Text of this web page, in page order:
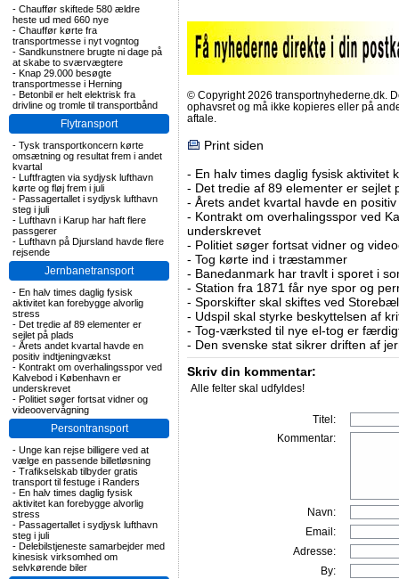
- Chauffør skiftede 580 ældre
heste ud med 660 nye
- Chauffør kørte fra
transportmesse i nyt vogntog
- Sandkunstnere brugte ni dage på
at skabe to sværvægtere
- Knap 29.000 besøgte
transportmesse i Herning
- Betonbil er helt elektrisk fra
drivline og tromle til transportbånd
Flytransport
- Tysk transportkoncern kørte
omsætning og resultat frem i andet
kvartal
- Luftfragten via sydjysk lufthavn
kørte og fløj frem i juli
- Passagertallet i sydjysk lufthavn
steg i juli
- Lufthavn i Karup har haft flere
passgerer
- Lufthavn på Djursland havde flere
rejsende
Jernbanetransport
- En halv times daglig fysisk
aktivitet kan forebygge alvorlig
stress
- Det tredie af 89 elementer er
sejlet på plads
- Årets andet kvartal havde en
positiv indtjeningvækst
- Kontrakt om overhalingsspor ved
Kalvebod i København er
underskrevet
- Politiet søger fortsat vidner og
videoovervågning
Persontransport
- Unge kan rejse billigere ved at
vælge en passende billetløsning
- Trafikselskab tilbyder gratis
transport til festuge i Randers
- En halv times daglig fysisk
aktivitet kan forebygge alvorlig
stress
- Passagertallet i sydjysk lufthavn
steg i juli
- Delebilstjeneste samarbejder med
kinesisk virksomhed om
selvkørende biler
© Copyright 2026 transportnyhederne.dk.
ophavsret og må ikke kopieres eller på
aftale.
Print siden
- En halv times daglig fysisk aktivitet
- Det tredie af 89 elementer er sejlet
- Årets andet kvartal havde en
- Kontrakt om overhalingsspor ved
underskrevet
- Politiet søger fortsat vidner og
- Tog kørte ind i træstammer
- Banedanmark har travlt i sporet i
- Station fra 1871 får nye spor og
- Sporskifter skal skiftes ved
- Udspil skal styrke beskyttelsen af
- Tog-værksted til nye el-tog er
- Den svenske stat sikrer driften af
Skriv din kommentar:
Alle felter skal udfyldes!
Titel:
Kommentar:
Navn:
Email:
Adresse:
By: